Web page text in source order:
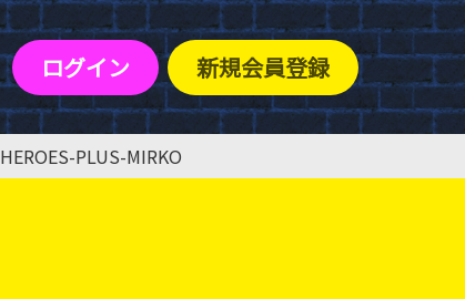
ログイン 新規会員登録
PLUS-MIRKO